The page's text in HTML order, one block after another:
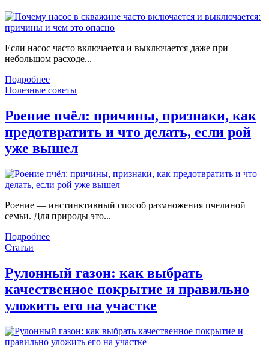
Если насос часто включается и выключается даже при
небольшом расходе...
Подробнее
Полезные советы
Роение пчёл: причины, признаки, как
предотвратить и что делать, если рой
уже вышел
Роение — инстинктивный способ размножения пчелиной
семьи. Для природы это...
Подробнее
Статьи
Рулонный газон: как выбрать
качественное покрытие и правильно
уложить его на участке